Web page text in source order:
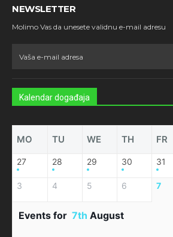
NEWSLETTER
Molimo Vas da unesete validnu e-mail adresu
Kalendar događaja
MO TU WE TH FR
27 28 29 30 31
3 4 5 6 7
Events for 7th August